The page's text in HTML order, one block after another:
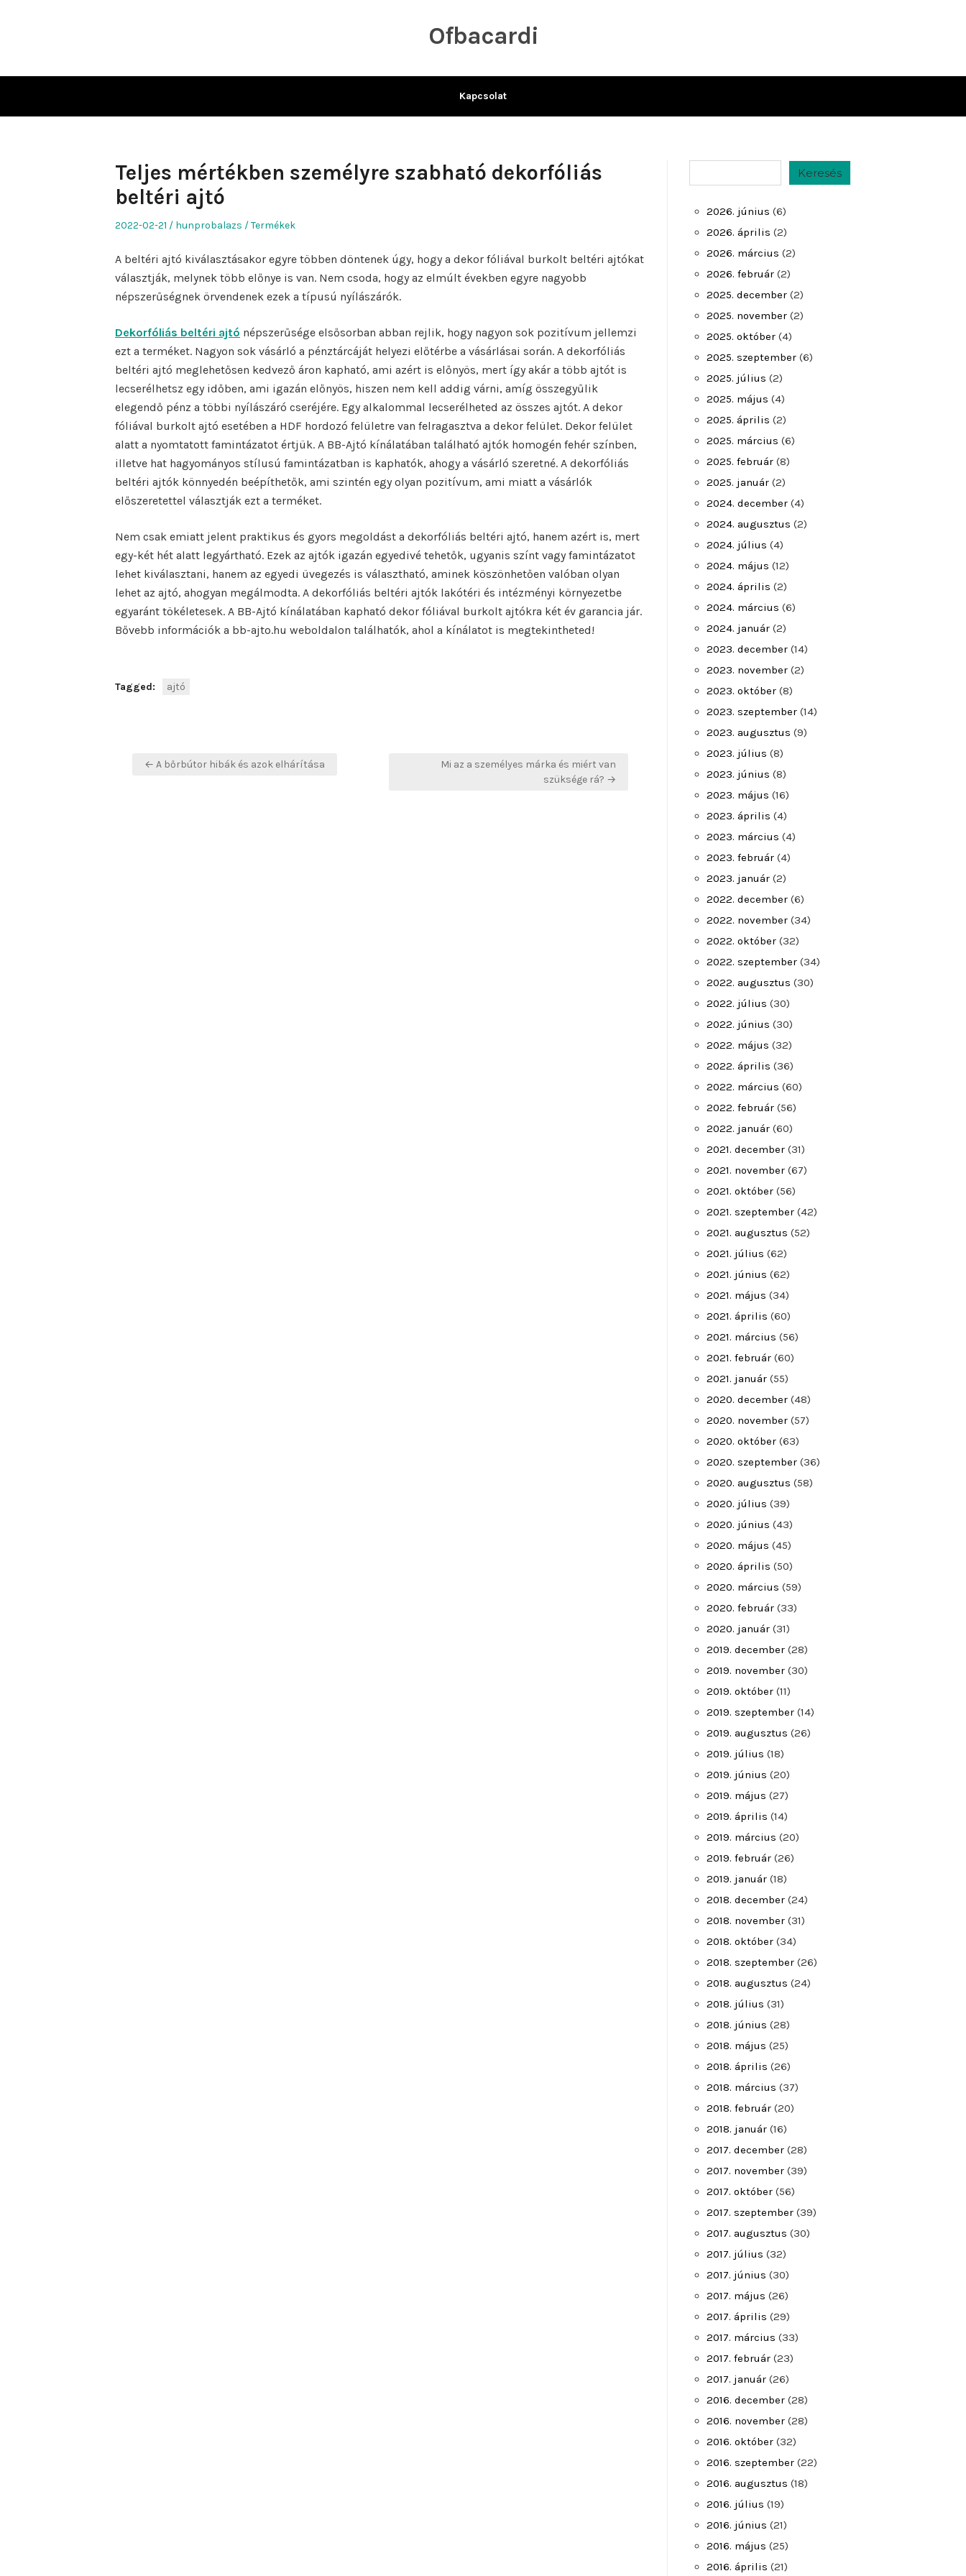
Ofbacardi
Kapcsolat
Teljes mértékben személyre szabható dekorfóliás
beltéri ajtó
Posted
2022-02-21 Author
hunprobalazs
Posted
Termékek
A beltéri ajtó kiválasztásakor egyre többen döntenek úgy, hogy a dekor fóliával burkolt beltéri ajtókat
választják, melynek több előnye is van. Nem csoda, hogy az elmúlt években egyre nagyobb
népszerűségnek örvendenek ezek a típusú nyílászárók.
Dekorfóliás beltéri ajtó népszerűsége elsősorban abban rejlik, hogy nagyon sok pozitívum jellemzi
ezt a terméket. Nagyon sok vásárló a pénztárcáját helyezi előtérbe a vásárlásai során. A dekorfóliás
beltéri ajtó meglehetősen kedvező áron kapható, ami azért is előnyös, mert így akár a több ajtót is
lecserélhetsz egy időben, ami igazán előnyös, hiszen nem kell addig várni, amíg összegyűlik
elegendő pénz a többi nyílászáró cseréjére. Egy alkalommal lecserélheted az összes ajtót. A dekor
fóliával burkolt ajtó esetében a HDF hordozó felületre van felragasztva a dekor felület. Dekor felület
alatt a nyomtatott famintázatot értjük. A BB-Ajtó kínálatában található ajtók homogén fehér színben,
illetve hat hagyományos stílusú famintázatban is kaphatók, ahogy a vásárló szeretné. A dekorfóliás
beltéri ajtók könnyedén beépíthetők, ami szintén egy olyan pozitívum, ami miatt a vásárlók
előszeretettel választják ezt a terméket.
Nem csak emiatt jelent praktikus és gyors megoldást a dekorfóliás beltéri ajtó, hanem azért is, mert
egy-két hét alatt legyártható. Ezek az ajtók igazán egyedivé tehetők, ugyanis színt vagy famintázatot
lehet kiválasztani, hanem az egyedi üvegezés is választható, aminek köszönhetően valóban olyan
lehet az ajtó, ahogyan megálmodta. A dekorfóliás beltéri ajtók lakótéri és intézményi környezetbe
egyaránt tökéletesek. A BB-Ajtó kínálatában kapható dekor fóliával burkolt ajtókra két év garancia jár.
Bővebb információk a bb-ajto.hu weboldalon találhatók, ahol a kínálatot is megtekintheted!
Tagged: ajtó
Bejegyzés
← A bőrbútor hibák és azok elhárítása
Mi az a személyes márka és miért van
szüksége rá? →
Keresés
2026. június (6)
2026. április (2)
2026. március (2)
2026. február (2)
2025. december (2)
2025. november (2)
2025. október (4)
2025. szeptember (6)
2025. július (2)
2025. május (4)
2025. április (2)
2025. március (6)
2025. február (8)
2025. január (2)
2024. december (4)
2024. augusztus (2)
2024. július (4)
2024. május (12)
2024. április (2)
2024. március (6)
2024. január (2)
2023. december (14)
2023. november (2)
2023. október (8)
2023. szeptember (14)
2023. augusztus (9)
2023. július (8)
2023. június (8)
2023. május (16)
2023. április (4)
2023. március (4)
2023. február (4)
2023. január (2)
2022. december (6)
2022. november (34)
2022. október (32)
2022. szeptember (34)
2022. augusztus (30)
2022. július (30)
2022. június (30)
2022. május (32)
2022. április (36)
2022. március (60)
2022. február (56)
2022. január (60)
2021. december (31)
2021. november (67)
2021. október (56)
2021. szeptember (42)
2021. augusztus (52)
2021. július (62)
2021. június (62)
2021. május (34)
2021. április (60)
2021. március (56)
2021. február (60)
2021. január (55)
2020. december (48)
2020. november (57)
2020. október (63)
2020. szeptember (36)
2020. augusztus (58)
2020. július (39)
2020. június (43)
2020. május (45)
2020. április (50)
2020. március (59)
2020. február (33)
2020. január (31)
2019. december (28)
2019. november (30)
2019. október (11)
2019. szeptember (14)
2019. augusztus (26)
2019. július (18)
2019. június (20)
2019. május (27)
2019. április (14)
2019. március (20)
2019. február (26)
2019. január (18)
2018. december (24)
2018. november (31)
2018. október (34)
2018. szeptember (26)
2018. augusztus (24)
2018. július (31)
2018. június (28)
2018. május (25)
2018. április (26)
2018. március (37)
2018. február (20)
2018. január (16)
2017. december (28)
2017. november (39)
2017. október (56)
2017. szeptember (39)
2017. augusztus (30)
2017. július (32)
2017. június (30)
2017. május (26)
2017. április (29)
2017. március (33)
2017. február (23)
2017. január (26)
2016. december (28)
2016. november (28)
2016. október (32)
2016. szeptember (22)
2016. augusztus (18)
2016. július (19)
2016. június (21)
2016. május (25)
2016. április (21)